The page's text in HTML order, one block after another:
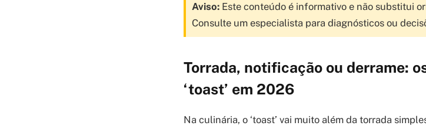
Aviso: Este conteúdo é informativo e não substitui
Consulte um especialista para diagnósticos ou
Torrada, notificação ou derrame:
‘toast’ em 2026
Na culinária, o ‘toast’ vai muito além da torrada